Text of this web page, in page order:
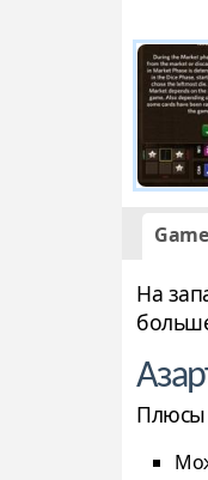
На
Плюсы